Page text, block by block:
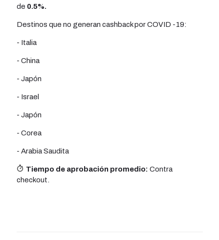
de 0.5%.
Destinos que no generan cashback por COVID -19:
- Italia
- China
- Japón
- Israel
- Japón
- Corea
- Arabia Saudita
Tiempo de aprobación promedio: Contra
checkout.